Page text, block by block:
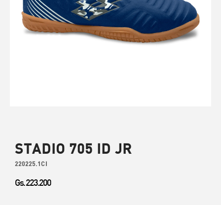
STADIO 705 ID JR
220225.1CI
Gs. 223.200